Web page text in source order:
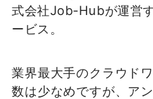
式会社Job-Hubが運営
ービス。
業界最大手のクラウド
数は少なめですが、ア